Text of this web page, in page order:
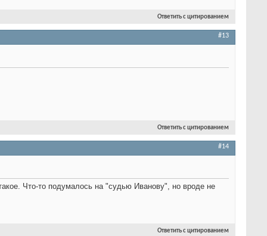
Ответить с цитированием
#13
Ответить с цитированием
#14
Что-то подумалось на "судью Иванову", но вроде не
Ответить с цитированием